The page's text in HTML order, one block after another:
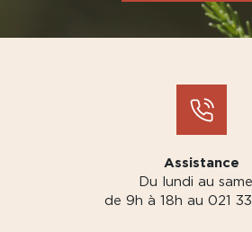
Assistance
Du lundi au
de 9h à 18h au 021